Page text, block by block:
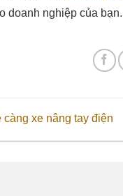
doanh nghiệp của bạn.
xe nâng tay điện